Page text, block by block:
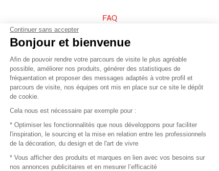
FAQ
Vendez vos produits
Plan du site
© 2016 –Organisation SAFI
Recrutement
Continuer sans accepter
Bonjour et bienvenue
Afin de pouvoir rendre votre parcours de visite le plus agréable
possible, améliorer nos produits, générer des statistiques de
fréquentation et proposer des messages adaptés à votre profil et
parcours de visite, nos équipes ont mis en place sur ce site le dépôt
de cookie.
Cela nous est nécessaire par exemple pour :
* Optimiser les fonctionnalités que nous développons pour faciliter
l'inspiration, le sourcing et la mise en relation entre les professionnels
de la décoration, du design et de l'art de vivre
* Vous afficher des produits et marques en lien avec vos besoins sur
nos annonces publicitaires et en mesurer l’efficacité